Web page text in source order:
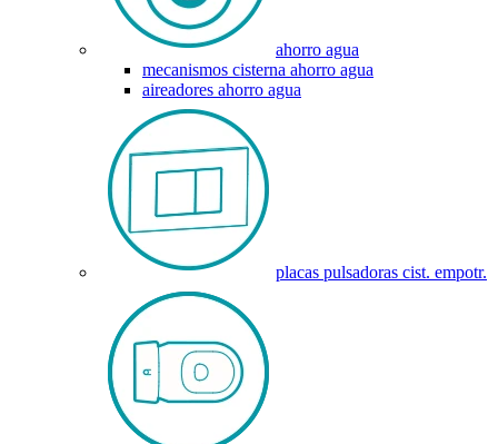
ahorro agua
mecanismos cisterna ahorro agua
aireadores ahorro agua
placas pulsadoras cist. empotr.